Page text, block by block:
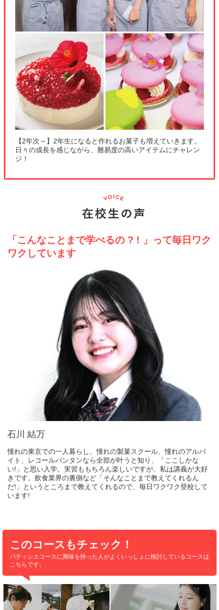
【2年次～】2年生になると作れるお菓子も増えていきます。
日々の成長を感じながら、難易度の高いアイテムにチャレン
ジ！
「こんなことまで学べるの ? ! 」って毎日ワク
ワクしています
石川 結万
憧れの東京での一人暮らし、憧れの製菓スクール、憧れのアルバ
イト、レコールバンタンなら全部が叶うと知り、「ここしかな
い!」と思い入学。実習ももちろん楽しいですが、私は講義が大好
きです。飲食業界の裏側など「そんなことまで教えてくれるん
だ!」というところまで教えてくれるので、毎日ワクワク登校して
います!
このコースもチェック！
パティシエコースに興味を持った人がよくいっしょに検討しているコースは
こちらです。